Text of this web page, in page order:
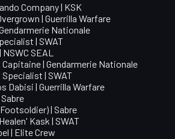
Company | KSK
| Guerrilla Warfare
Nationale
| SWAT
SEAL
Capitaine | Gendarmerie Nationale
| SWAT
Dabisi | Guerrilla Warfare
| Sabre
Kask | SWAT
| Elite Crew